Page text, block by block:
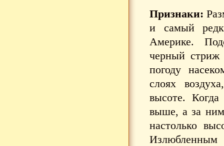
Признаки:
и самый
Америке.
черный
погоду
слоях
высоте. Когда
выше, а за
настолько